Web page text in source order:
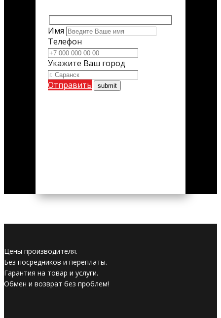
Имя
Телефон
Укажите Ваш город
Отправить
Цены производителя.
Без посредников и переплаты.
Гарантия на товар и услуги.
Обмен и возврат без проблем!